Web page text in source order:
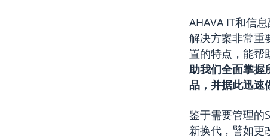
AHAVA IT和信
解决方案非常重
置的特点，能帮
助我们全面掌握
品，并据此迅速
鉴于需要管理的
新换代，譬如更